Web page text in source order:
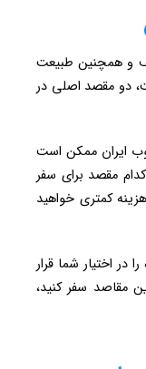
و همچنین طبیعت
دو مقصد اصلی در
ایران ممکن است
مقصد برای سفر
کمتری خواهید
در اختیار شما قرار
مقاصد سفر کنید،